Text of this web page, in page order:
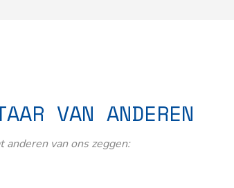
VAN ANDEREN
anderen van ons zeggen: